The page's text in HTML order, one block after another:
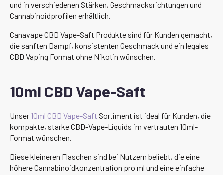
und in verschiedenen Stärken, Geschmacksrichtungen und
Cannabinoidprofilen erhältlich.
Canavape CBD Vape-Saft Produkte sind für Kunden gemacht,
die sanften Dampf, konsistenten Geschmack und ein legales
CBD Vaping Format ohne Nikotin wünschen.
10ml CBD Vape-Saft
Unser 10ml CBD Vape-Saft Sortiment ist ideal für Kunden, die
kompakte, starke CBD-Vape-Liquids im vertrauten 10ml-
Format wünschen.
Diese kleineren Flaschen sind bei Nutzern beliebt, die eine
höhere Cannabinoidkonzentration pro ml und eine einfache